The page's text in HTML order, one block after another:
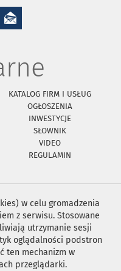
KATALOG FIRM I USŁUG
OGŁOSZENIA
INWESTYCJE
SŁOWNIK
VIDEO
REGULAMIN
w celu gromadzenia
z serwisu. Stosowane
utrzymanie sesji
oglądalności podstron
ten mechanizm w
przeglądarki.